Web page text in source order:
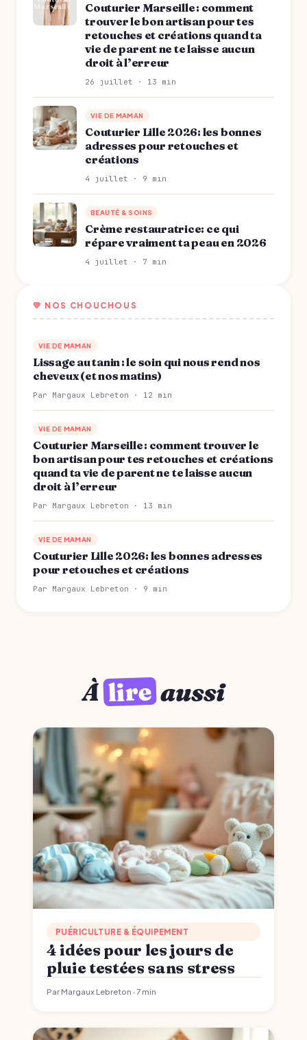
Couturier Marseille : comment
trouver le bon artisan pour tes
retouches et créations quand ta
vie de parent ne te laisse aucun
droit à l’erreur
26 juillet · 13 min
VIE DE MAMAN
Couturier Lille 2026: les bonnes
adresses pour retouches et
créations
4 juillet · 9 min
BEAUTÉ & SOINS
Crème restauratrice: ce qui
répare vraiment ta peau en 2026
4 juillet · 7 min
💛 NOS CHOUCHOUS
VIE DE MAMAN
Lissage au tanin : le soin qui nous rend nos
cheveux (et nos matins)
Par Margaux Lebreton · 12 min
VIE DE MAMAN
Couturier Marseille : comment trouver le
bon artisan pour tes retouches et créations
quand ta vie de parent ne te laisse aucun
droit à l’erreur
Par Margaux Lebreton · 13 min
VIE DE MAMAN
Couturier Lille 2026: les bonnes adresses
pour retouches et créations
Par Margaux Lebreton · 9 min
Àlireaussi
PUÉRICULTURE & ÉQUIPEMENT
4 idées pour les jours de
pluie testées sans stress
Par Margaux Lebreton · 7 min